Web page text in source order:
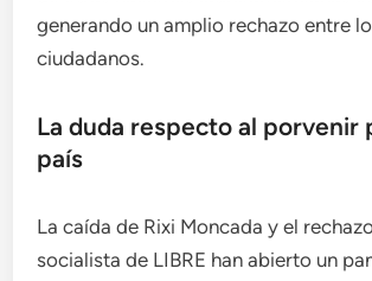
generando un amplio rechazo entre
ciudadanos.
La duda respecto al porvenir
país
La caída de Rixi Moncada y el
socialista de LIBRE han abierto un